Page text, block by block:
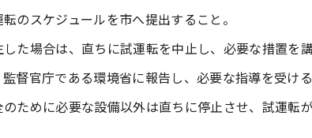
のスケジュールを市へ提出すること。
た場合は、直ちに試運転を中止し、必要な措置を
督官庁である環境省に報告し、必要な指導を受ける
ために必要な設備以外は直ちに停止させ、試運転